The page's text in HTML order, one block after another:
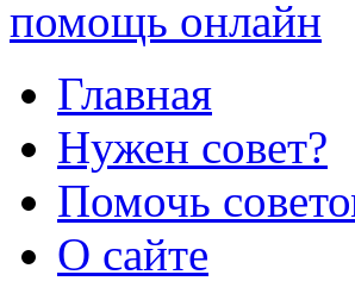
Главная
Нужен совет?
Помочь
О сайте